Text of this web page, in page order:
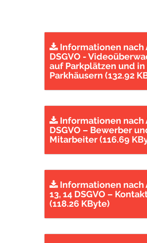
Informationen nach
DSGVO -
auf Parkplätzen und in
Parkhäusern (132.92
Informationen nach
DSGVO – Bewerber
Mitarbeiter (116.69
Informationen nach
13, 14 DSGVO –
(118.26 KByte)